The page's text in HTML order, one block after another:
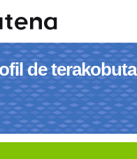
de terakobuta